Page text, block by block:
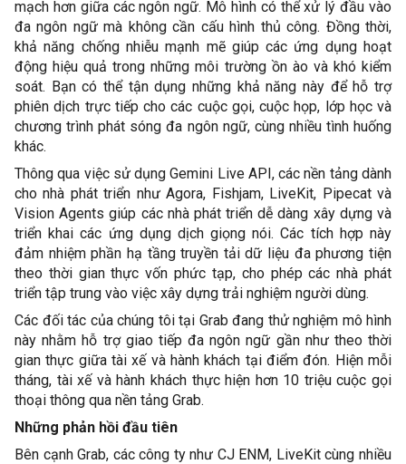
mạch hơn giữa các ngôn ngữ. Mô hình có thể xử lý đầu vào
đa ngôn ngữ mà không cần cấu hình thủ công. Đồng thời,
khả năng chống nhiễu mạnh mẽ giúp các ứng dụng hoạt
động hiệu quả trong những môi trường ồn ào và khó kiểm
soát. Bạn có thể tận dụng những khả năng này để hỗ trợ
phiên dịch trực tiếp cho các cuộc gọi, cuộc họp, lớp học và
chương trình phát sóng đa ngôn ngữ, cùng nhiều tình huống
khác.
Thông qua việc sử dụng Gemini Live API, các nền tảng dành
cho nhà phát triển như Agora, Fishjam, LiveKit, Pipecat và
Vision Agents giúp các nhà phát triển dễ dàng xây dựng và
triển khai các ứng dụng dịch giọng nói. Các tích hợp này
đảm nhiệm phần hạ tầng truyền tải dữ liệu đa phương tiện
theo thời gian thực vốn phức tạp, cho phép các nhà phát
triển tập trung vào việc xây dựng trải nghiệm người dùng.
Các đối tác của chúng tôi tại Grab đang thử nghiệm mô hình
này nhằm hỗ trợ giao tiếp đa ngôn ngữ gần như theo thời
gian thực giữa tài xế và hành khách tại điểm đón. Hiện mỗi
tháng, tài xế và hành khách thực hiện hơn 10 triệu cuộc gọi
thoại thông qua nền tảng Grab.
Những phản hồi đầu tiên
Bên cạnh Grab, các công ty như CJ ENM, LiveKit cùng nhiều